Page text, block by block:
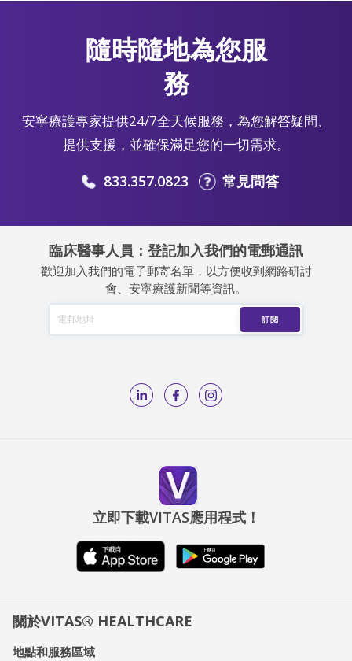
隨時隨地為您服
務
安寧療護專家提供24/7全天候服務，為您解答疑問、
提供支援，並確保滿足您的一切需求。
833.357.0823 常見問答
臨床醫事人員：登記加入我們的電郵通訊
歡迎加入我們的電子郵寄名單，以方便收到網路研討
會、安寧療護新聞等資訊。
立即下載VITAS應用程式！
關於VITAS® HEALTHCARE
地點和服務區域